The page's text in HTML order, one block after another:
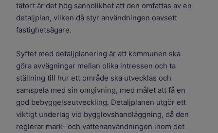
tätort är det hög sannolikhet att den omfattas av en
detaljplan, vilken då styr användningen oavsett
fastighetsägare.
Syftet med detaljplanering är att kommunen ska
göra avvägningar mellan olika intressen och ta
ställning till hur ett område ska utvecklas och
samspela med sin omgivning, med målet att få en
god bebyggelseutveckling. Detaljplanen utgör ett
viktigt underlag vid bygglovshandläggning, då den
reglerar mark- och vattenanvändningen inom det